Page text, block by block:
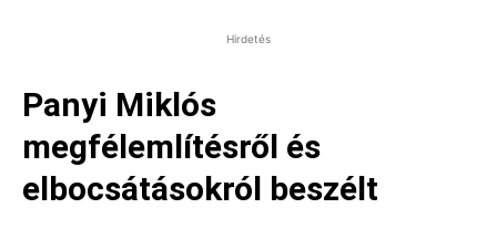
Hirdetés
Panyi Miklós
megfélemlítésről és
elbocsátásokról beszélt